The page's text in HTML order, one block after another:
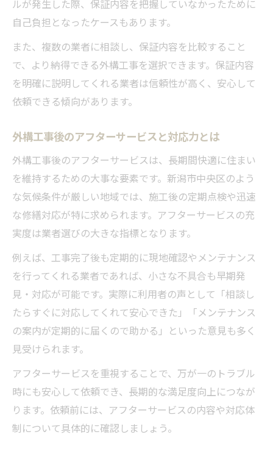
ルが発生した際、保証内容を把握していなかったために
自己負担となったケースもあります。
また、複数の業者に相談し、保証内容を比較すること
で、より納得できる外構工事を選択できます。保証内容
を明確に説明してくれる業者は信頼性が高く、安心して
依頼できる傾向があります。
外構工事後のアフターサービスと対応力とは
外構工事後のアフターサービスは、長期間快適に住まい
を維持するための大事な要素です。新潟市中央区のよう
な気候条件が厳しい地域では、施工後の定期点検や迅速
な修繕対応が特に求められます。アフターサービスの充
実度は業者選びの大きな指標となります。
例えば、工事完了後も定期的に現地確認やメンテナンス
を行ってくれる業者であれば、小さな不具合も早期発
見・対応が可能です。実際に利用者の声として「相談し
たらすぐに対応してくれて安心できた」「メンテナンス
の案内が定期的に届くので助かる」といった意見も多く
見受けられます。
アフターサービスを重視することで、万が一のトラブル
時にも安心して依頼でき、長期的な満足度向上につなが
ります。依頼前には、アフターサービスの内容や対応体
制について具体的に確認しましょう。